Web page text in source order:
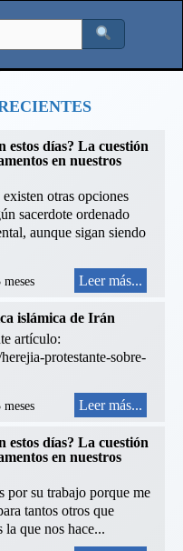
estos días? La cuestión
en nuestros
otras opciones
sacerdote ordenado
aunque sigan siendo
meses Leer más...
islámica de Irán
artículo:
protestante-sobre-
meses Leer más...
estos días? La cuestión
en nuestros
por su trabajo porque me
tantos otros que
la que nos hace...